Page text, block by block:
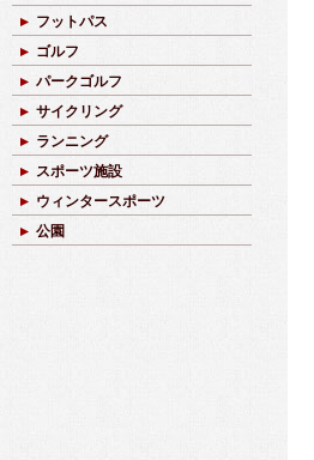
フットパス
ゴルフ
パークゴルフ
サイクリング
ランニング
スポーツ施設
ウィンタースポーツ
公園